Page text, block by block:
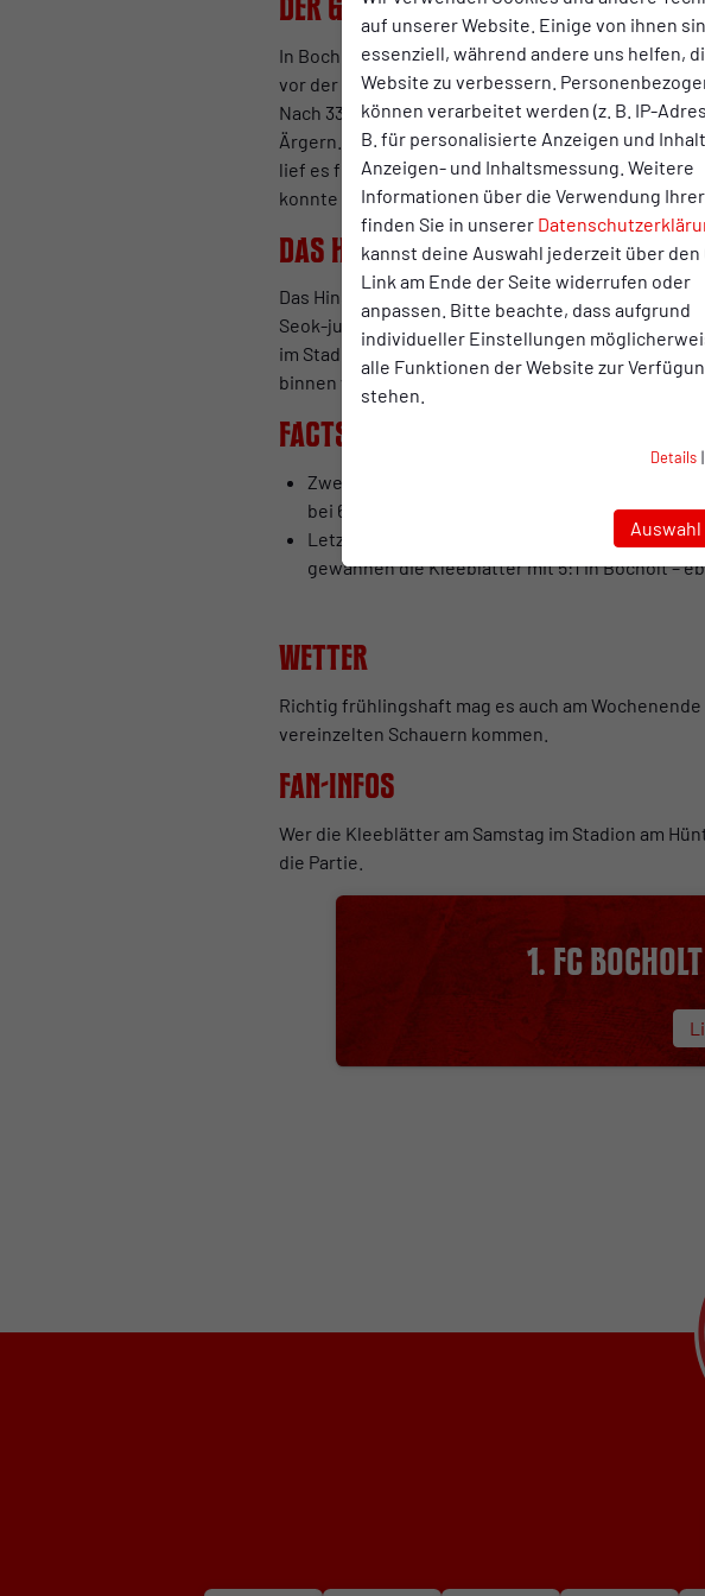
auf unserer Website. Einige von ihnen
essenziell, während andere uns helfen,
Website zu verbessern.
können verarbeitet werden (z. B. IP-
B. für personalisierte Anzeigen und
Anzeigen- und Inhaltsmessung. Weitere
Informationen über die Verwendung
finden Sie in unserer
kannst deine Auswahl jederzeit über den
Link am Ende der Seite widerrufen oder
anpassen. Bitte beachte, dass aufgrund
individueller Einstellungen
alle Funktionen der Website zur
stehen.
Details |
Der Gegner
In Bocholt ist man mit großen Ambitionen in die
vor der Saison als einen der großen Favoriten auf
Nach 33 Spieltagen steht der 13. Rang in der
Ärgern. So schlug der FCB die Rot-Weißen im
lief es für die Mannschaft von Rene Lewejohann
konnte nur gegen Lotte und Dortmund II jeweils
Das Hinspiel
Das Hinspiel gehört vermutlich zu den
Seok-ju Hong und ein Tor von Moritz
im Stadion Niederrhein in der Nachspielzeit auf
binnen weniger Sekunden und trübten die rot-
Facts
Zwei-Punkte-Schnitt: Für RWO ist bei einem
bei 65 Punkten nach 33 Spielen
Letzter Sieg in Bocholt: Der letzte Sieg in
gewannen die Kleeblätter mit 5:1 in Bocholt –
Wetter
Richtig frühlingshaft mag es auch am
vereinzelten Schauern kommen.
Fan-Infos
Wer die Kleeblätter am Samstag im Stadion am
die Partie.
1. FC Bocholt